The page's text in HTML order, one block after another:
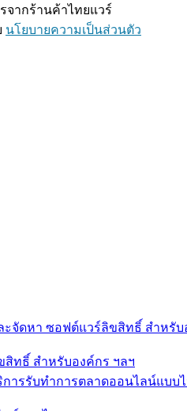
จากร้านค้าไทยแวร์
นโยบายความเป็นส่วนตัว
ทธิ์ สำหรับองค์กร ฯลฯ